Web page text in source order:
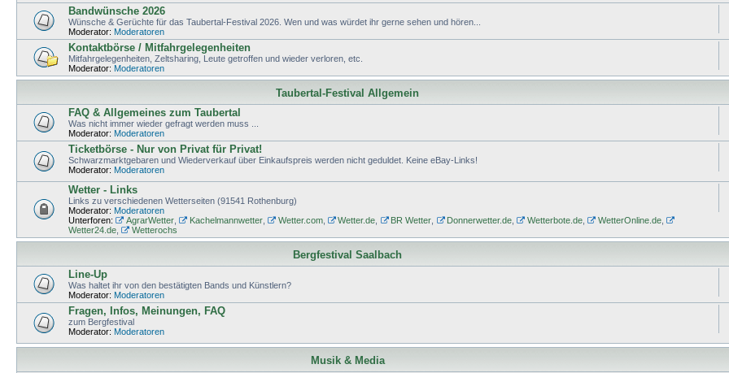
Bandwünsche 2026
Wünsche & Gerüchte für das Taubertal-Festival 2026. Wen und was würdet ihr gerne sehen und hören...
Moderator: Moderatoren
Kontaktbörse / Mitfahrgelegenheiten
Mitfahrgelegenheiten, Zeltsharing, Leute getroffen und wieder verloren, etc.
Moderator: Moderatoren
Taubertal-Festival Allgemein
FAQ & Allgemeines zum Taubertal
Was nicht immer wieder gefragt werden muss ...
Moderator: Moderatoren
Ticketbörse - Nur von Privat für Privat!
Schwarzmarktgebaren und Wiederverkauf über Einkaufspreis werden nicht geduldet. Keine eBay-Links!
Moderator: Moderatoren
Wetter - Links
Links zu verschiedenen Wetterseiten (91541 Rothenburg)
Moderator: Moderatoren
Unterforen:
AgrarWetter, Kachelmannwetter, Wetter.com, Wetter.de BR Wetter Donnerwetter.de , Wetterbote.de, WetterOnline.de,
Wetter24.de
Wetterochs
Bergfestival Saalbach
Line-Up
Was haltet ihr von den bestätigten Bands und Künstlern?
Moderator: Moderatoren
Fragen, Infos, Meinungen, FAQ
zum Bergfestival
Moderator: Moderatoren
Musik & Media